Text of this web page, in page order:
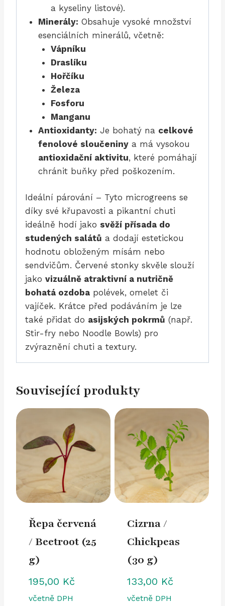
a kyseliny listové).
Minerály: Obsahuje vysoké množství
esenciálních minerálů, včetně:
Vápníku
Draslíku
Hořčíku
Železa
Fosforu
Manganu
Antioxidanty: Je bohatý na celkové
fenolové sloučeninya má vysokou
antioxidační aktivitu, které pomáhají
chránit buňky před poškozením.
Ideální párování – Tyto microgreens se
díky své křupavosti a pikantní chuti
ideálně hodí jako svěží přísada do
studených salátů a dodají estetickou
hodnotu obloženým mísám nebo
sendvičům. Červené stonky skvěle slouží
jako vizuálně atraktivní a nutričně
bohatá ozdoba polévek, omelet či
vajíček. Krátce před podáváním je lze
také přidat do asijských pokrmů (např.
Stir-fry nebo Noodle Bowls) pro
zvýraznění chuti a textury.
Související produkty
Řepa červená
/ Beetroot (25
g)
195,00 Kč
včetně DPH
Cizrna /
Chickpeas
(30 g)
133,00 Kč
včetně DPH